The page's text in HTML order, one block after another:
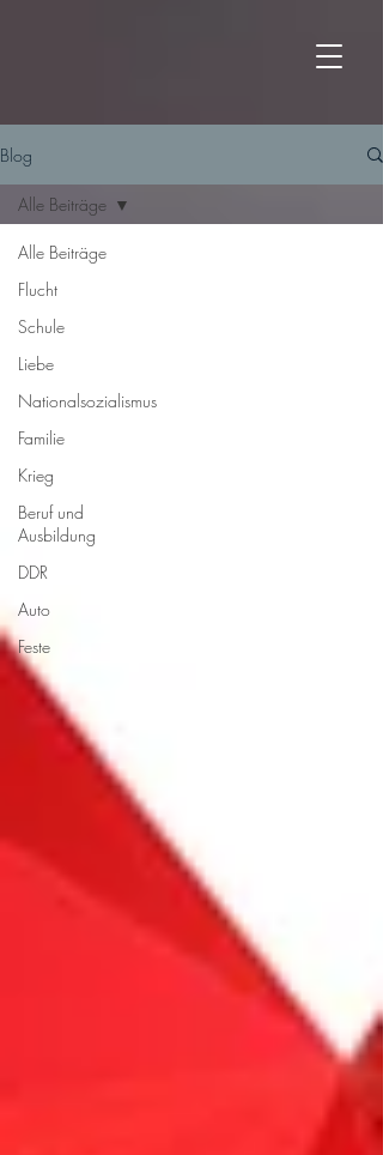
Blog
Alle Beiträge
Flucht
Schule
Liebe
Nationalsozialismus
Familie
Krieg
Beruf und
Ausbildung
DDR
Auto
Feste
Alle Beiträge